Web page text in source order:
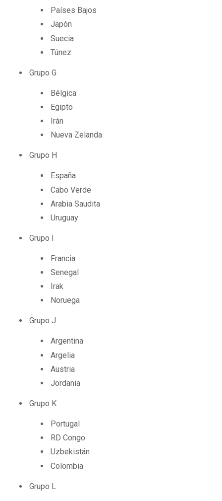
Países Bajos
Japón
Suecia
Túnez
Grupo G
Bélgica
Egipto
Irán
Nueva Zelanda
Grupo H
España
Cabo Verde
Arabia Saudita
Uruguay
Grupo I
Francia
Senegal
Irak
Noruega
Grupo J
Argentina
Argelia
Austria
Jordania
Grupo K
Portugal
RD Congo
Uzbekistán
Colombia
Grupo L